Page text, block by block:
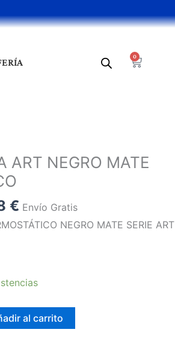
0
Cart
ART NEGRO MATE
€.
€
precio
actual
231,98 €.
Envío Gratis
NEGRO MATE SERIE ART
al carrito